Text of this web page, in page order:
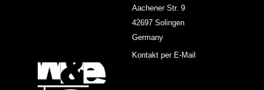
Aachener Str. 9
42697 Solingen
Germany
Kontakt per E-Mail